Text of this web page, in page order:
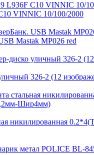
VINNIC 10/100/2000
Mastak MP026 red
326-2 (12
никилированная